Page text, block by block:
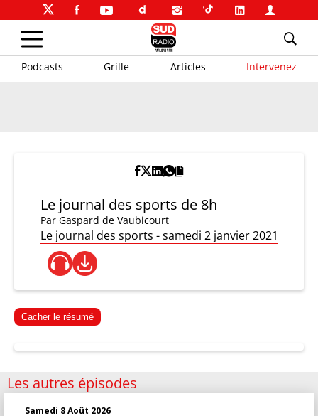
Podcasts Grille Articles Intervenez
Le journal des sports de 8h
Par Gaspard de Vaubicourt
Le journal des sports - samedi 2 janvier 2021
Cacher le résumé
Les autres épisodes
Samedi 8 Août 2026